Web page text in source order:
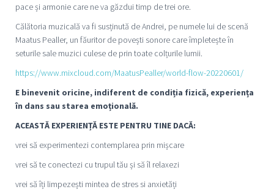
pace și armonie care ne va găzdui timp de trei ore.
Călătoria muzicală va fi susținută de Andrei, pe numele lui de scenă
Maatus Pealler, un făuritor de povești sonore care împletește în
seturile sale muzici culese de prin toate colțurile lumii.
https://www.mixcloud.com/MaatusPealler/world-flow-20220601/
E binevenit oricine, indiferent de condiția fizică, experiența
în dans sau starea emoțională.
ACEASTĂ EXPERIENȚĂ ESTE PENTRU TINE DACĂ:
vrei să experimentezi contemplarea prin mișcare
vrei să te conectezi cu trupul tău și să îl relaxezi
vrei să îți limpezești mintea de stres si anxietăți